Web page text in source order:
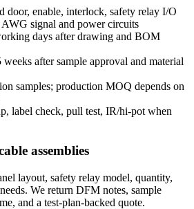
door, enable, interlock, safety relay I/O
signal and power circuits
days after drawing and BOM
weeks after sample approval and material
samples; production MOQ depends on
label check, pull test, IR/hi-pot when
assemblies
layout, safety relay model, quantity,
We return DFM notes, sample
and a test-plan-backed quote.